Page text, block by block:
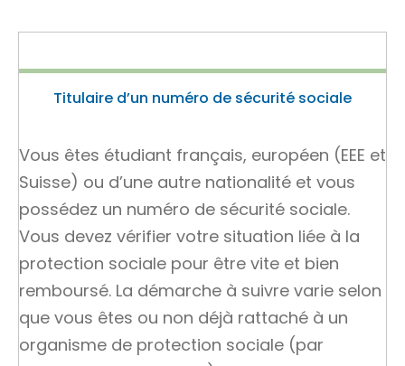
Titulaire d’un numéro de sécurité sociale
Vous êtes étudiant français, européen (EEE et
Suisse) ou d’une autre nationalité et vous
possédez un numéro de sécurité sociale.
Vous devez vérifier votre situation liée à la
protection sociale pour être vite et bien
remboursé. La démarche à suivre varie selon
que vous êtes ou non déjà rattaché à un
organisme de protection sociale (par